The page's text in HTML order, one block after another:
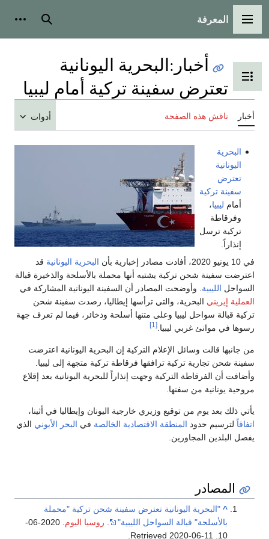
القائمة الرئيسية
المعرفة بحث
تبديل عرض جدول المحتويات
أخبار :البحرية اليونانية
تعترض سفينة تركية أمام ليبيا
أخبار ناقش هذه الصفحة أدوات
البحرية
اليونانية
تعترض
سفينة تركية
أمام ليبيا،
وفرقاطة
تركية ترسل
إنذاراً.
في 10 يونيو 2020، أفادت مصادر إخبارية بأن
البحرية اليونانية قد
اعترضت سفينة شحن تركية يشتبه أنها محملة بالأسلحة والذخيرة قبالة
السواحل الليبية . وأوضحت المصادر أن السفينة اليونانية المشاركة في
العملية إيريني البحرية، والتي ترأسها إيطاليا، رصدت سفينة شحن
تركية قبالة سواحل ليبيا وعلى متنها أسلحة وذخائر، فيما لم تعرف جهة
رسوها في موانئ غربي ليبيا. [1]
من جانبها قالت وسائل الإعلام التركية إن البحرية اليونانية اعترضت
سفينة شحن تجارية تركية ترافقها فرقاطة تركية متجهة إلى ليبيا.
وأضافت أن الفرقاطة التركية وجهت إنذاراً للبحرية اليونانية بعد إقلاع
مروحية يونانية من سفنها.
يأتي ذلك بعد يوم من توقيع وزيري خارجية اليونان وإيطاليا في أثينا،
اتفاقاً لترسيم حدود المنطقة الاقتصادية الخالصة في البحر الأيوني الذي
يفصل البلدين المجاورين.
المصادر
^ "البحرية اليونانية تعترض سفينة شحن تركية "محملة
بالأسلحة" قبالة السواحل الليبية"
روسيا اليوم
. 2020-06-
10
2020-06-11